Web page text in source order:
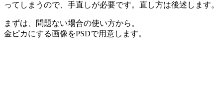
ってしまうので、手直しが必要です。直し方は後述します。
まずは、問題ない場合の使い方から。
金ピカにする画像をPSDで用意します。